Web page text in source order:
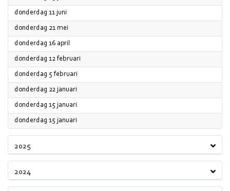
donderdag 11 juni
donderdag 21 mei
donderdag 16 april
donderdag 12 februari
donderdag 5 februari
donderdag 22 januari
donderdag 15 januari
donderdag 15 januari
2025
2024